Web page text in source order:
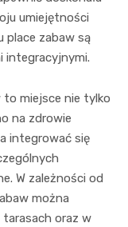
umiejętności
place zabaw są
integracyjnymi.
to miejsce nie tylko
na zdrowie
integrować się
W zależności od
można
oraz w